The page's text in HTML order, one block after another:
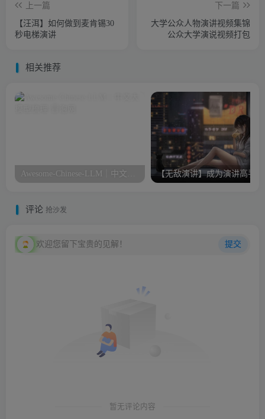
上一篇
【汪洱】如何做到麦肯锡30
秒电梯演讲
下一篇
大学公众人物演讲视频集锦
公众大学演说视频打包
相关推荐
【无敌演讲】成为演讲高手
评论 抢沙发
欢迎您留下宝贵的见解！ 提交
暂无评论内容